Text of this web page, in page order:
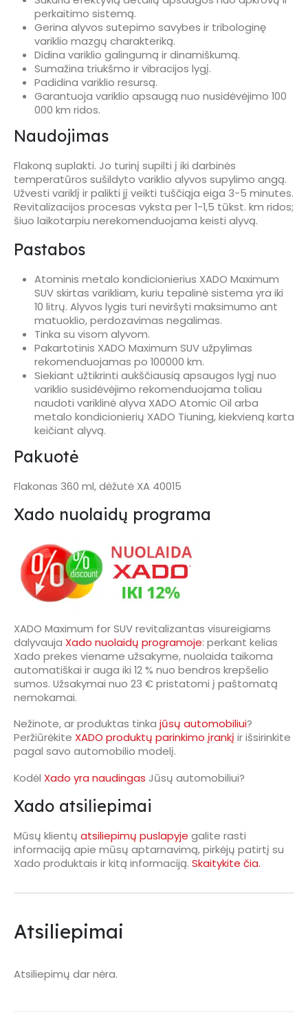
perkaitimo sistemą.
Gerina alyvos sutepimo savybes ir tribologinę
variklio mazgų charakteriką.
Didina variklio galingumą ir dinamiškumą.
Sumažina triukšmo ir vibracijos lygį.
Padidina variklio resursą.
Garantuoja variklio apsaugą nuo nusidėvėjimo 100
000 km ridos.
Naudojimas
Flakoną suplakti. Jo turinį supilti į iki darbinės
temperatūros sušildyto variklio alyvos supylimo angą.
Užvesti variklį ir palikti jį veikti tuščiąja eiga 3-5 minutes.
Revitalizacijos procesas vyksta per 1-1,5 tūkst. km ridos;
šiuo laikotarpiu nerekomenduojama keisti alyvą.
Pastabos
Atominis metalo kondicionierius XADO Maximum
SUV skirtas varikliam, kuriu tepalinė sistema yra iki
10 litrų. Alyvos lygis turi neviršyti maksimumo ant
matuoklio, perdozavimas negalimas.
Tinka su visom alyvom.
Pakartotinis XADO Maximum SUV užpylimas
rekomenduojamas po 100000 km.
Siekiant užtikrinti aukščiausią apsaugos lygį nuo
variklio susidėvėjimo rekomenduojama toliau
naudoti variklinė alyva XADO Atomic Oil arba
metalo kondicionierių XADO Tiuning, kiekvieną karta
keičiant alyvą.
Pakuotė
Flakonas 360 ml, dėžutė XA 40015
Xado nuolaidų programa
XADO Maximum for SUV revitalizantas visureigiams
dalyvauja Xado nuolaidų programoje: perkant kelias
Xado prekes viename užsakyme, nuolaida taikoma
automatiškai ir auga iki 12 % nuo bendros krepšelio
sumos. Užsakymai nuo 23 € pristatomi į paštomatą
nemokamai.
Nežinote, ar produktas tinka jūsų automobiliui?
Peržiūrėkite XADO produktų parinkimo įrankį ir išsirinkite
pagal savo automobilio modelį.
Kodėl Xado yra naudingas Jūsų automobiliui?
Xado atsiliepimai
Mūsų klientų atsiliepimų puslapyje galite rasti
informaciją apie mūsų aptarnavimą, pirkėjų patirtį su
Xado produktais ir kitą informaciją. Skaitykite čia.
Atsiliepimai
Atsiliepimų dar nėra.